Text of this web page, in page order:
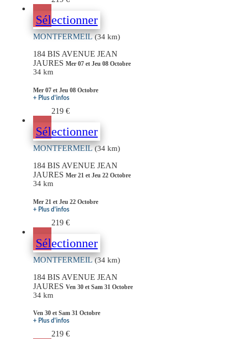
Sélectionner
MONTFERMEIL(34 km)
184 BIS AVENUE JEAN
JAURES Mer 07 et Jeu 08 Octobre
34 km
Mer 07 et Jeu 08 Octobre
+ Plus d'infos
219 €
Sélectionner
MONTFERMEIL(34 km)
184 BIS AVENUE JEAN
JAURES Mer 21 et Jeu 22 Octobre
34 km
Mer 21 et Jeu 22 Octobre
+ Plus d'infos
219 €
Sélectionner
MONTFERMEIL(34 km)
184 BIS AVENUE JEAN
JAURES Ven 30 et Sam 31 Octobre
34 km
Ven 30 et Sam 31 Octobre
+ Plus d'infos
219 €